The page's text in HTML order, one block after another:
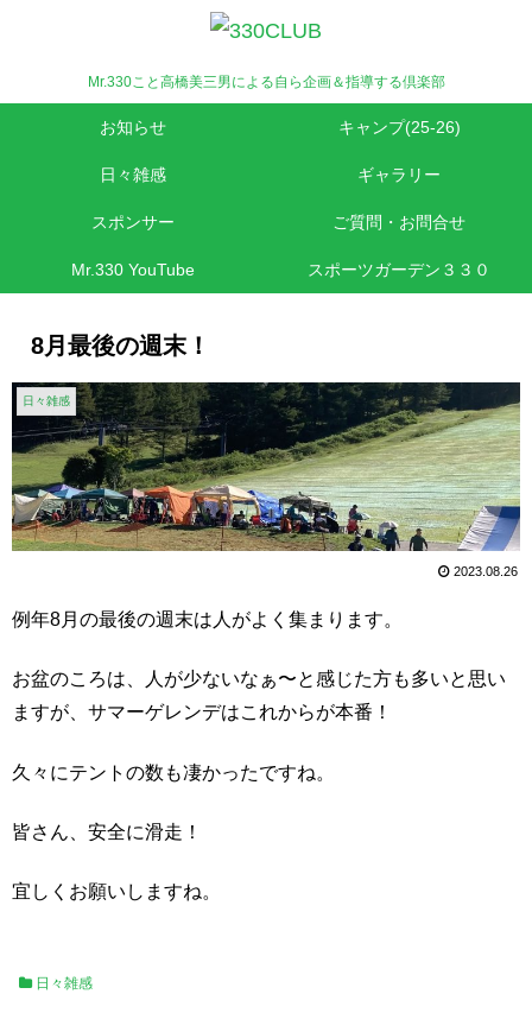
Mr.330こと高橋美三男による自ら企画＆指導する倶楽部
お知らせ キャンプ(25-26)
日々雑感 ギャラリー
スポンサー ご質問・お問合せ
Mr.330 YouTube スポーツガーデン３３０
8月最後の週末！
日々雑感
2023.08.26
例年8月の最後の週末は人がよく集まります。
お盆のころは、人が少ないなぁ〜と感じた方も多いと思い
ますが、サマーゲレンデはこれからが本番！
久々にテントの数も凄かったですね。
皆さん、安全に滑走！
宜しくお願いしますね。
日々雑感